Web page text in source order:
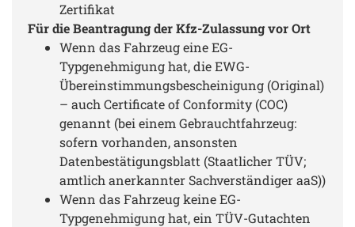
Zertifikat
Für die Beantragung der Kfz-Zulassung vor Ort
Wenn das Fahrzeug eine EG-
Typgenehmigung hat, die EWG-
Übereinstimmungsbescheinigung (Original)
– auch Certificate of Conformity (COC)
genannt (bei einem Gebrauchtfahrzeug:
sofern vorhanden, ansonsten
Datenbestätigungsblatt (Staatlicher TÜV;
amtlich anerkannter Sachverständiger aaS))
Wenn das Fahrzeug keine EG-
Typgenehmigung hat, ein TÜV-Gutachten